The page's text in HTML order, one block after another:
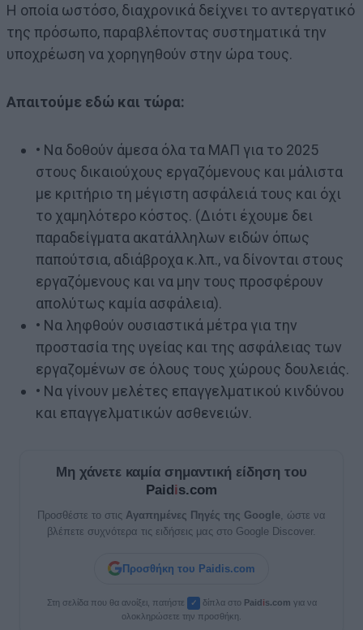
Η οποία ωστόσο, διαχρονικά δείχνει το αντεργατικό
της πρόσωπο, παραβλέποντας συστηματικά την
υποχρέωση να χορηγηθούν στην ώρα τους.
Απαιτούμε εδώ και τώρα:
• Να δοθούν άμεσα όλα τα ΜΑΠ για το 2025
στους δικαιούχους εργαζόμενους και μάλιστα
με κριτήριο τη μέγιστη ασφάλειά τους και όχι
το χαμηλότερο κόστος. (Διότι έχουμε δει
παραδείγματα ακατάλληλων ειδών όπως
παπούτσια, αδιάβροχα κ.λπ., να δίνονται στους
εργαζόμενους και να μην τους προσφέρουν
απολύτως καμία ασφάλεια).
• Να ληφθούν ουσιαστικά μέτρα για την
προστασία της υγείας και της ασφάλειας των
εργαζομένων σε όλους τους χώρους δουλειάς.
• Να γίνουν μελέτες επαγγελματικού κινδύνου
και επαγγελματικών ασθενειών.
Μη χάνετε καμία σημαντική είδηση του
Paidis.com
Προσθέστε το στις Αγαπημένες Πηγές της Google , ώστε να
βλέπετε συχνότερα τις ειδήσεις μας στο Google Discover.
Προσθήκη του Paidis.com
Στη σελίδα που θα ανοίξει, πατήστε ✓ δίπλα στο Paidis.com για να
ολοκληρώσετε την προσθήκη.